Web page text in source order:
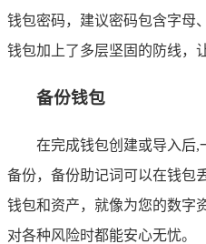
钱包密码，建议密码包含字母
钱包加上了多层坚固的防线，
备份钱包
在完成钱包创建或导入后
备份，备份助记词可以在钱包
钱包和资产，就像为您的数字
对各种风险时都能安心无忧。